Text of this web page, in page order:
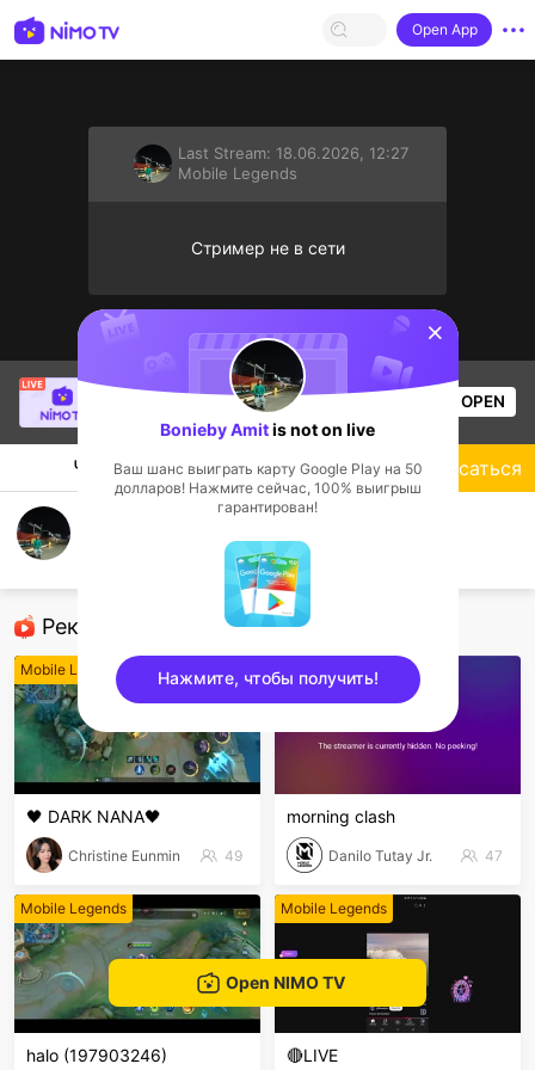
Open App
Last Stream: 18.06.2026, 12:27
Mobile Legends
Стример не в сети
Christine Eunminis live!
49 Views OPEN
Чат Стример
new streamer lng po☺️☺️☺️☺️
Рекомендованные стримеры
Mobile Legends
🖤 DARK NANA🖤
Christine Eunmin 49
Mobile Legends
morning clash
Danilo Tutay Jr. 47
Mobile Legends
halo (197903246)
Mobile Legends
🔴LIVE
Подписаться
Open NIMO TV
sentinelStart
Bonieby Amitis not on live
Ваш шанс выиграть карту Google Play на 50
долларов! Нажмите сейчас, 100% выигрыш
гарантирован!
Нажмите, чтобы получить!
sentinelEnd